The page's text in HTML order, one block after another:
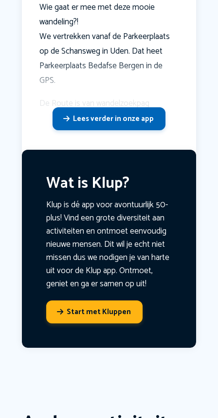
Wie gaat er mee met deze mooie
wandeling?!
We vertrekken vanaf de Parkeerplaats
op de Schansweg in Uden. Dat heet
Parkeerplaats Bedafse Bergen in de
GPS.
De Route is van wandelzoekpag
Lees verder in onze app
Wat is Klup?
Klup is dé app voor avontuurlijk 50-
plus! Vind een grote diversiteit aan
activiteiten en ontmoet eenvoudig
nieuwe mensen. Dit wil je echt niet
missen dus we nodigen je van harte
uit voor de Klup app. Ontmoet,
geniet en ga er samen op uit!
Start met Kluppen